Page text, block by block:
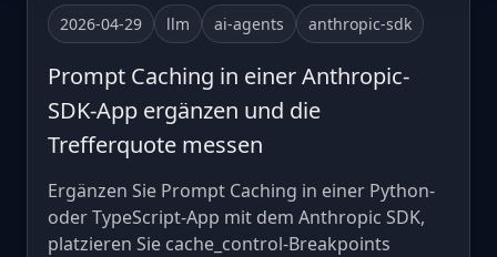
2026-04-29 llm ai-agents anthropic-sdk
Prompt Caching in einer Anthropic-
SDK-App ergänzen und die
Trefferquote messen
Ergänzen Sie Prompt Caching in einer Python-
oder TypeScript-App mit dem Anthropic SDK,
platzieren Sie cache_control-Breakpoints